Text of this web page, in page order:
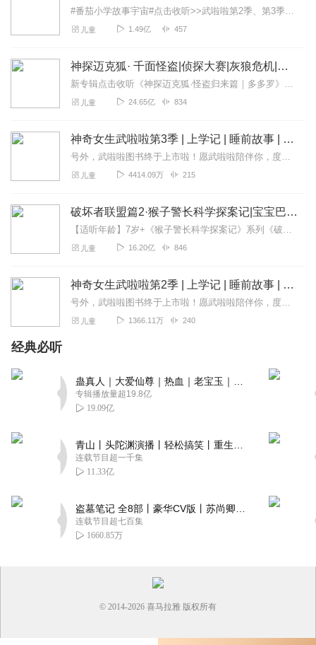
#番茄小学故事宇宙#点击收听>>武啦啦第2季、第3季、第4季笑到爆炸的三兄弟日常>>可笑三兄弟什么！武啦啦有头小火龙>>武啦啦之消失的神兽训练逻辑...
儿童 1.49亿 457
神探迈克狐· 千面怪盗|侦探大赛|灰狼危机|多多罗
新专辑点击收听《神探迈克狐·怪盗归来篇｜多多罗》！！！>>>点击进入主播橱窗购买《神探迈克狐》系列图书吧!<<<多多罗故事【点击前往】收听多多罗其他好玩有趣的故...
儿童 24.65亿 834
神奇女生武啦啦第3季 | 上学记 | 睡前故事 | 番茄小学
号外，武啦啦图书终于上市啦！愿武啦啦陪伴你，度过快乐的小学时光>>>点击购买武啦啦最新图书#番茄小学故事宇宙#点击收听>>武啦啦第1季、第2季、第...
儿童 4414.09万 215
破坏者联盟篇2·猴子警长科学探案记|宝宝巴士故事
【适听年龄】7岁+《猴子警长科学探案记》系列《破坏者联盟篇1·猴子警长科学探案记》>>>《破坏者联盟篇2·猴子警长科学探案记》>>>《破坏者联盟篇3·猴子警长科...
儿童 16.20亿 846
神奇女生武啦啦第2季 | 上学记 | 睡前故事 | 番茄小学
号外，武啦啦图书终于上市啦！愿武啦啦陪伴你，度过快乐的小学时光>>>点击购买武啦啦最新图书武啦啦8岁啦！终于迎来了她的小学二年级！那么，二年级的她是不是还是...
儿童 1366.11万 240
经典必听
专辑播放量超19.8亿
19.09亿
连载节目超一千集
11.33亿
连载节目超七百集
1660.85万
© 2014-2026 喜马拉雅 版权所有